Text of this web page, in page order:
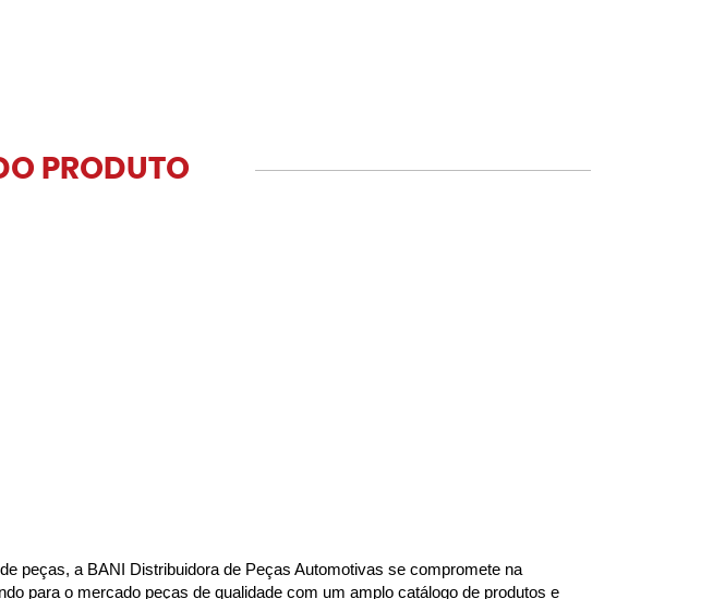
PRODUTO
peças, a BANI Distribuidora de Peças Automotivas se compromete na
para o mercado peças de qualidade com um amplo catálogo de produtos e